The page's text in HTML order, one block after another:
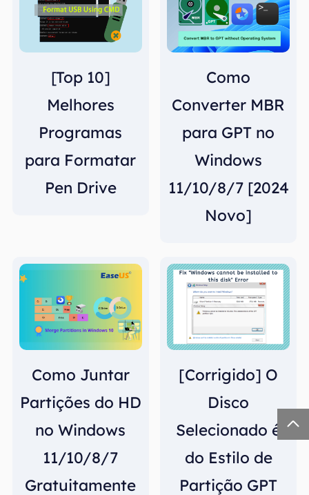
[Top 10]
Melhores
Programas
para Formatar
Pen Drive
Como
Converter MBR
para GPT no
Windows
11/10/8/7 [2024
Novo]
Como Juntar
Partições do HD
no Windows
11/10/8/7
Gratuitamente
[Corrigido] O
Disco
Selecionado é
do Estilo de
Partição GPT
